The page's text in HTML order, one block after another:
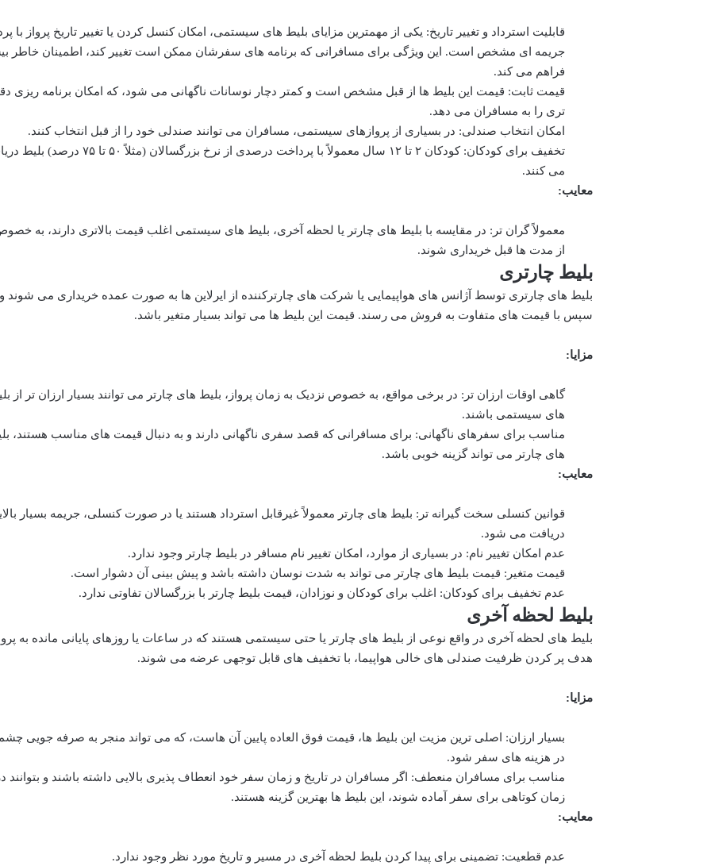
قابلیت استرداد و تغییر تاریخ: یکی از مهمترین مزایای بلیط های سیستمی، امکان کنسل کردن یا تغییر تاریخ پرواز با
جریمه ای مشخص است. این ویژگی برای مسافرانی که برنامه های سفرشان ممکن است تغییر کند، اطمینان خاطر
فراهم می کند.
قیمت ثابت: قیمت این بلیط ها از قبل مشخص است و کمتر دچار نوسانات ناگهانی می شود، که امکان برنامه ریزی
تری را به مسافران می دهد.
امکان انتخاب صندلی: در بسیاری از پروازهای سیستمی، مسافران می توانند صندلی خود را از قبل انتخاب کنند.
تخفیف برای کودکان: کودکان ۲ تا ۱۲ سال معمولاً با پرداخت درصدی از نرخ بزرگسالان (مثلاً ۵۰
می کنند.
معایب:
معمولاً گران تر: در مقایسه با بلیط های چارتر یا لحظه آخری، بلیط های سیستمی اغلب قیمت بالاتری دارند، به
از مدت ها قبل خریداری شوند.
بلیط چارتری
بلیط های چارتری توسط آژانس های هواپیمایی یا شرکت های چارترکننده از ایرلاین ها به صورت عمده خریداری می شوند و
سپس با قیمت های متفاوت به فروش می رسند. قیمت این بلیط ها می تواند بسیار متغیر باشد.
مزایا:
گاهی اوقات ارزان تر: در برخی مواقع، به خصوص نزدیک به زمان پرواز، بلیط های چارتر می توانند بسیار ارزان تر از
های سیستمی باشند.
مناسب برای سفرهای ناگهانی: برای مسافرانی که قصد سفری ناگهانی دارند و به دنبال قیمت های مناسب هستند،
های چارتر می تواند گزینه خوبی باشد.
معایب:
قوانین کنسلی سخت گیرانه تر: بلیط های چارتر معمولاً غیرقابل استرداد هستند یا در صورت کنسلی، جریمه بسیار
دریافت می شود.
عدم امکان تغییر نام: در بسیاری از موارد، امکان تغییر نام مسافر در بلیط چارتر وجود ندارد.
قیمت متغیر: قیمت بلیط های چارتر می تواند به شدت نوسان داشته باشد و پیش بینی آن دشوار است.
عدم تخفیف برای کودکان: اغلب برای کودکان و نوزادان، قیمت بلیط چارتر با بزرگسالان تفاوتی ندارد.
بلیط لحظه آخری
بلیط های لحظه آخری در واقع نوعی از بلیط های چارتر یا حتی سیستمی هستند که در ساعات یا روزهای پایانی مانده به
هدف پر کردن ظرفیت صندلی های خالی هواپیما، با تخفیف های قابل توجهی عرضه می شوند.
مزایا:
بسیار ارزان: اصلی ترین مزیت این بلیط ها، قیمت فوق العاده پایین آن هاست، که می تواند منجر به صرفه جویی
در هزینه های سفر شود.
مناسب برای مسافران منعطف: اگر مسافران در تاریخ و زمان سفر خود انعطاف پذیری بالایی داشته باشند و بتوانند
زمان کوتاهی برای سفر آماده شوند، این بلیط ها بهترین گزینه هستند.
معایب:
عدم قطعیت: تضمینی برای پیدا کردن بلیط لحظه آخری در مسیر و تاریخ مورد نظر وجود ندارد.